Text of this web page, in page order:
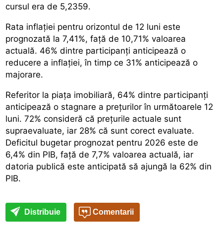
cursul era de 5,2359.
Rata inflației pentru orizontul de 12 luni este
prognozată la 7,41%, față de 10,71% valoarea
actuală. 46% dintre participanți anticipează o
reducere a inflației, în timp ce 31% anticipează o
majorare.
Referitor la piața imobiliară, 64% dintre participanți
anticipează o stagnare a prețurilor în următoarele 12
luni. 72% consideră că prețurile actuale sunt
supraevaluate, iar 28% că sunt corect evaluate.
Deficitul bugetar prognozat pentru 2026 este de
6,4% din PIB, față de 7,7% valoarea actuală, iar
datoria publică este anticipată să ajungă la 62% din
PIB.
Distribuie Comentarii